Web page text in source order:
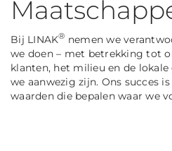
Bij LINAK® nemen we
we doen – met betrekking tot
klanten, het milieu en de
we aanwezig zijn. Ons succes
waarden die bepalen waar we